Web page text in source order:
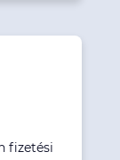
fizetési